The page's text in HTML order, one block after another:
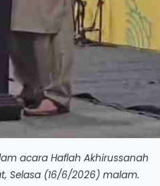
acara Haflah Akhirussanah
Selasa (16/6/2026) malam.